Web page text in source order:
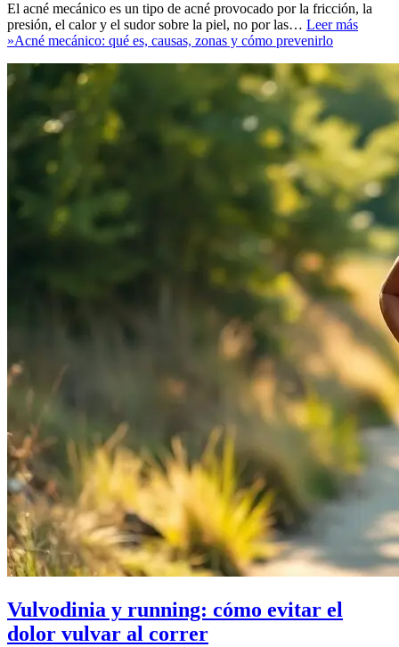
El acné mecánico es un tipo de acné provocado por la fricción, la
presión, el calor y el sudor sobre la piel, no por las… Leer más
»Acné mecánico: qué es, causas, zonas y cómo prevenirlo
Vulvodinia y running: cómo evitar el
dolor vulvar al correr